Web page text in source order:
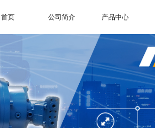
首页 公司简介 产品中心